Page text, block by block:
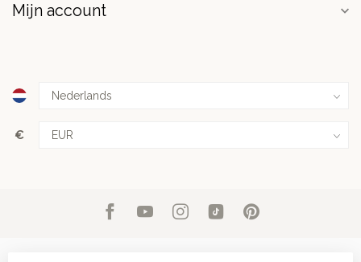
Mijn account
€